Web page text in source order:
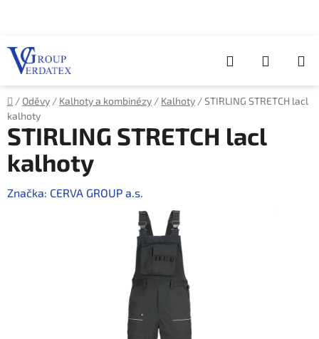
Hledat
KOŠÍK
Domů
/ Oděvy / Kalhoty a kombinézy / Kalhoty /STIRLING STRETCH lacl
kalhoty
STIRLING STRETCH lacl
kalhoty
Značka: CERVA GROUP a.s.